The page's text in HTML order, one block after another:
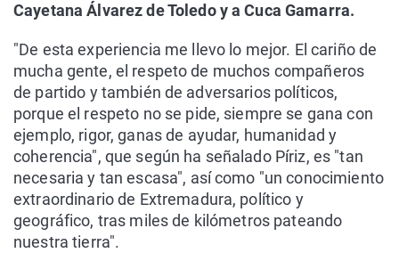
Cayetana Álvarez de Toledo y a Cuca Gamarra.
"De esta experiencia me llevo lo mejor. El cariño de
mucha gente, el respeto de muchos compañeros
de partido y también de adversarios políticos,
porque el respeto no se pide, siempre se gana con
ejemplo, rigor, ganas de ayudar, humanidad y
coherencia", que según ha señalado Píriz, es "tan
necesaria y tan escasa", así como "un conocimiento
extraordinario de Extremadura, político y
geográfico, tras miles de kilómetros pateando
nuestra tierra".